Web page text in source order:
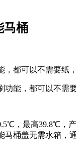
马桶
都可以不需要纸
，都可以不需要
最高39.8℃，产
桶盖无需水箱，